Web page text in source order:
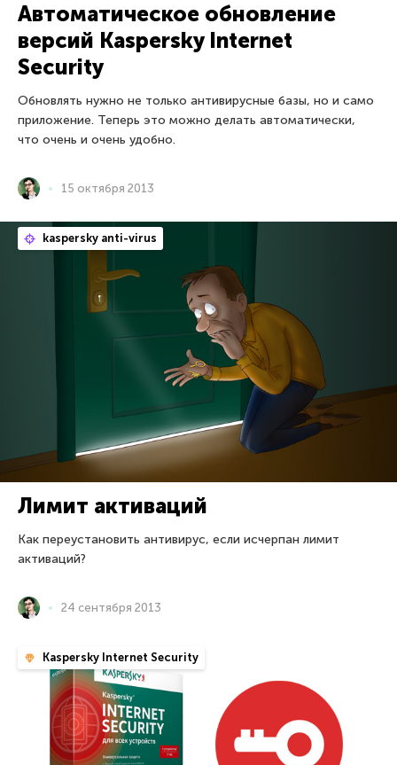
Автоматическое обновление
версий Kaspersky Internet
Security
Обновлять нужно не только антивирусные базы, но и само
приложение. Теперь это можно делать автоматически,
что очень и очень удобно.
15 октября 2013
kaspersky anti-virus
Лимит активаций
Как переустановить антивирус, если исчерпан лимит
активаций?
24 сентября 2013
Kaspersky Internet Security